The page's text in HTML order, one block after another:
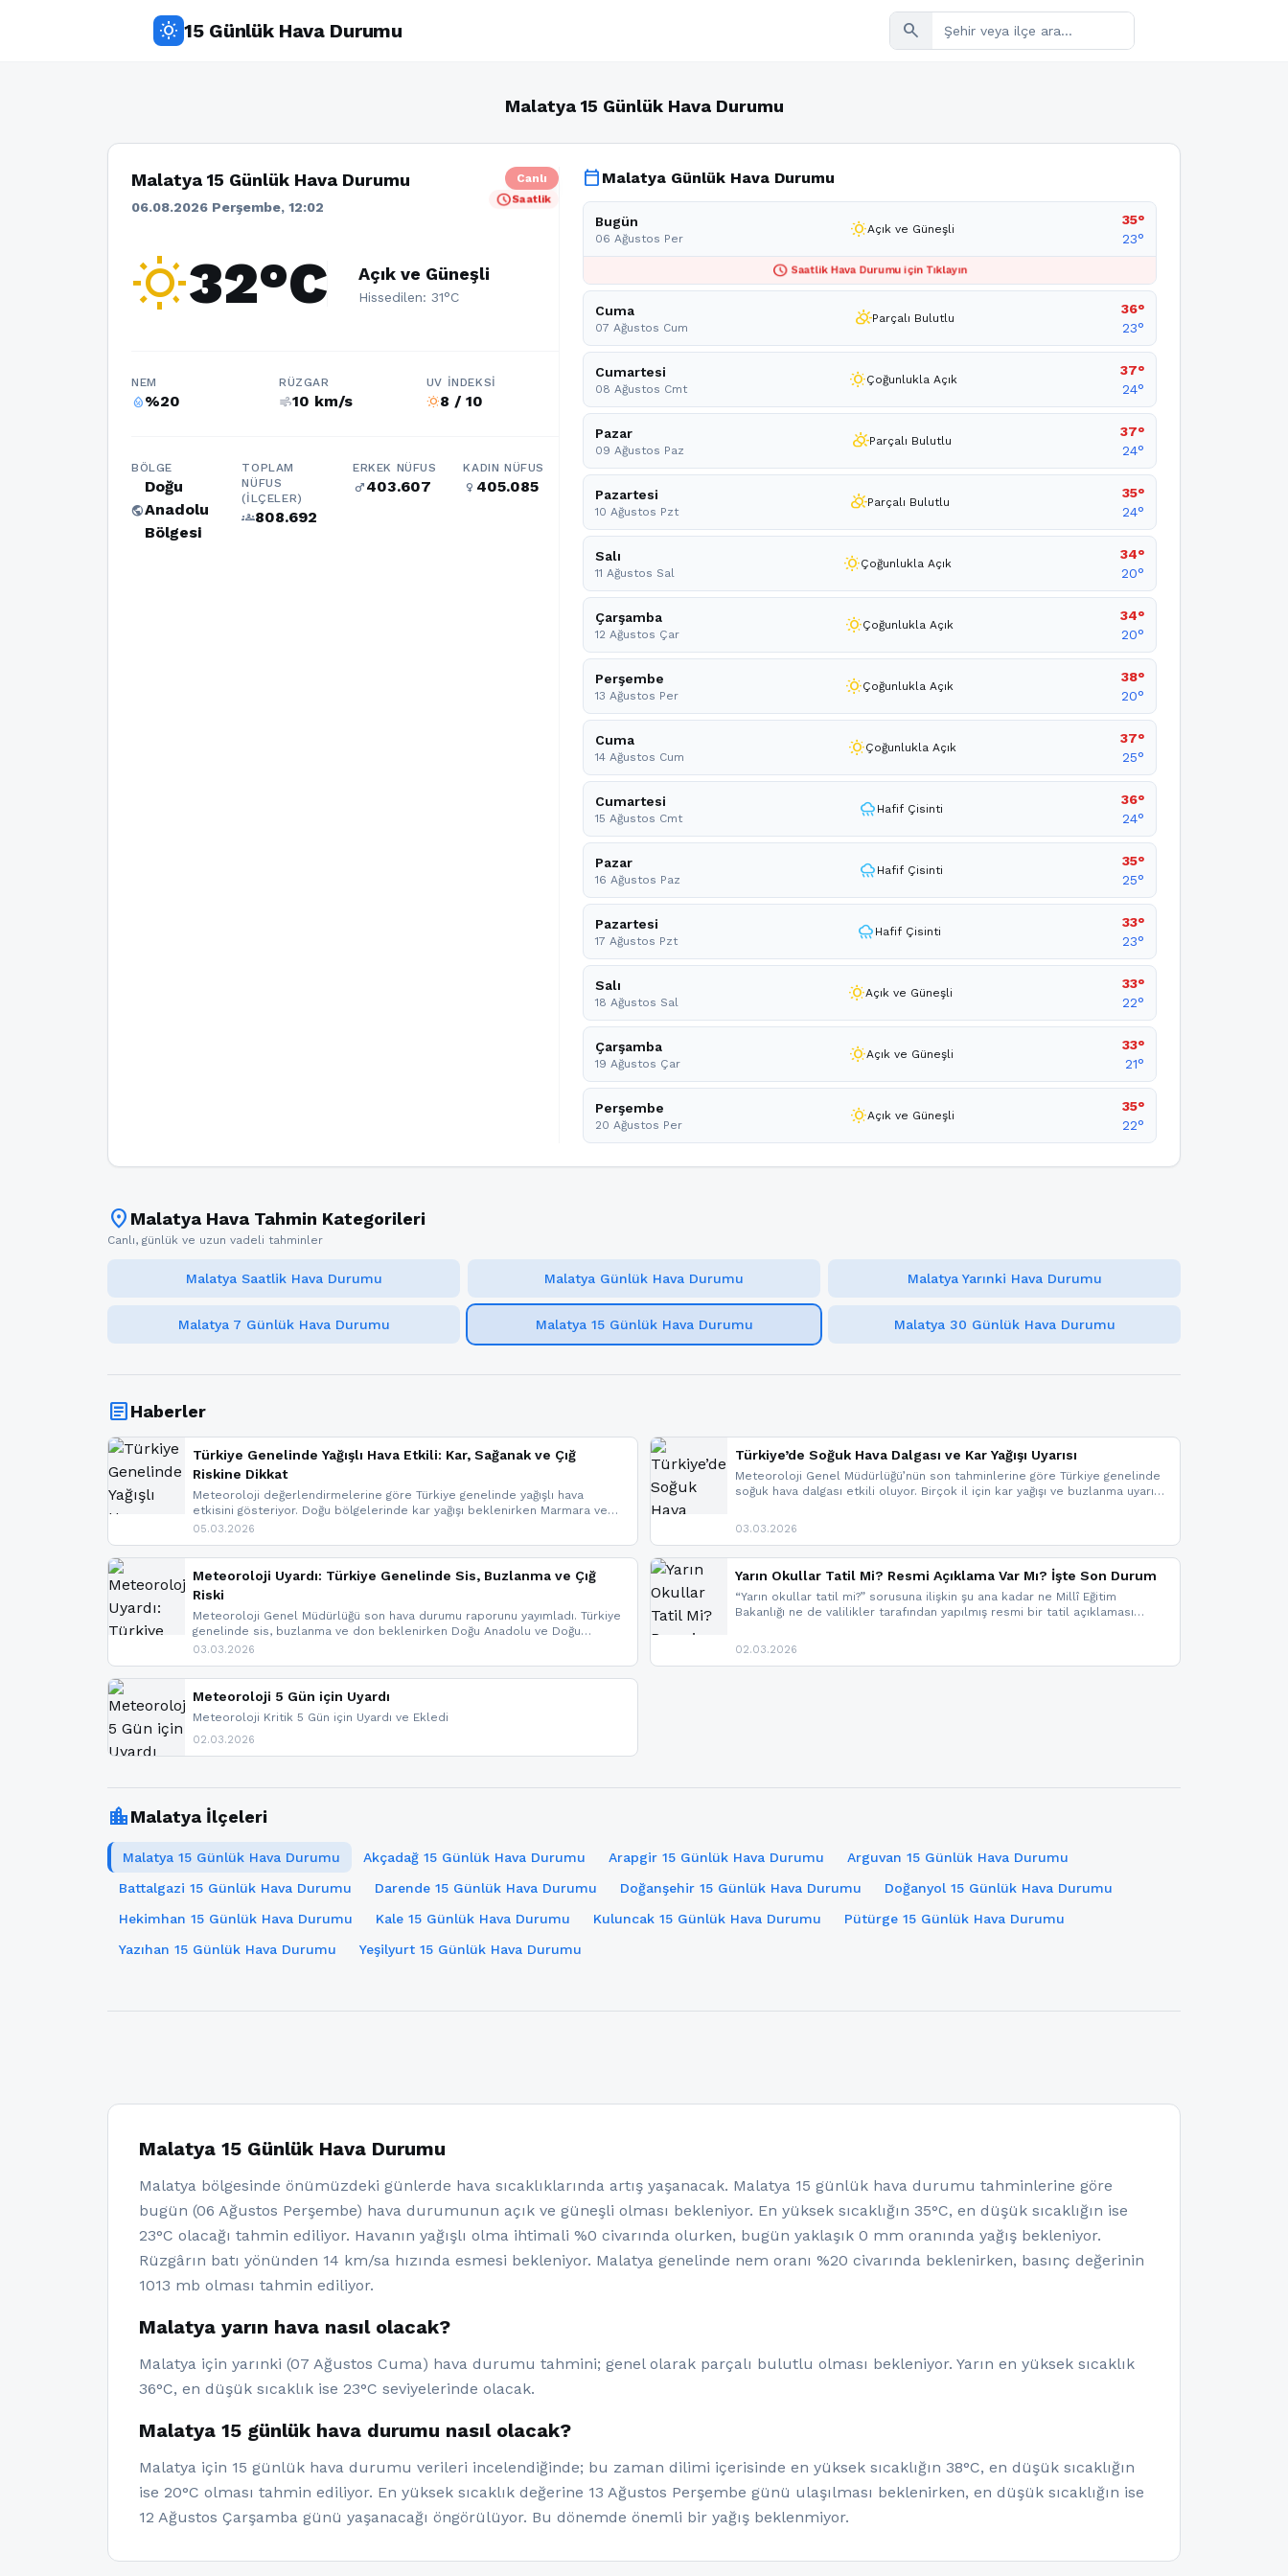
wb_sunny 15 Günlük Hava Durumu search
Malatya 15 Günlük Hava Durumu
Malatya 15 Günlük Hava Durumu
06.08.2026 Perşembe, 12:02
Canlı
scheduleSaatlik
wb_sunny32°C Açık ve Güneşli
Hissedilen: 31°C
NEM
humidity_percentage%20
RÜZGAR
air10 km/s
UV İNDEKSI
wb_sunny8 / 10
BÖLGE
public
Doğu
Anadolu
Bölgesi
TOPLAM
NÜFUS
(İLÇELER)
groups808.692
ERKEK NÜFUS
male403.607
KADIN NÜFUS
female 405.085
calendar_today Malatya Günlük Hava Durumu
Bugün
06 Ağustos Per wb_sunnyAçık ve Güneşli
35°
23°
schedule Saatlik Hava Durumu için Tıklayın
Cuma
07 Ağustos Cum partly_cloudy_dayParçalı Bulutlu
36°
23°
Cumartesi
08 Ağustos Cmt wb_sunnyÇoğunlukla Açık
37°
24°
Pazar
09 Ağustos Paz partly_cloudy_dayParçalı Bulutlu
37°
24°
Pazartesi
10 Ağustos Pzt partly_cloudy_dayParçalı Bulutlu
35°
24°
Salı
11 Ağustos Sal wb_sunnyÇoğunlukla Açık
34°
20°
Çarşamba
12 Ağustos Çar wb_sunnyÇoğunlukla Açık
34°
20°
Perşembe
13 Ağustos Per wb_sunnyÇoğunlukla Açık
38°
20°
Cuma
14 Ağustos Cum wb_sunnyÇoğunlukla Açık
37°
25°
Cumartesi
15 Ağustos Cmt rainy Hafif Çisinti
36°
24°
Pazar
16 Ağustos Paz rainy Hafif Çisinti
35°
25°
Pazartesi
17 Ağustos Pzt rainy Hafif Çisinti
33°
23°
Salı
18 Ağustos Sal wb_sunnyAçık ve Güneşli
33°
22°
Çarşamba
19 Ağustos Çar wb_sunnyAçık ve Güneşli
33°
21°
Perşembe
20 Ağustos Per wb_sunnyAçık ve Güneşli
35°
22°
location_on Malatya Hava Tahmin Kategorileri
Canlı, günlük ve uzun vadeli tahminler
Malatya Saatlik Hava Durumu Malatya Günlük Hava Durumu Malatya Yarınki Hava Durumu
Malatya 7 Günlük Hava Durumu Malatya 15 Günlük Hava Durumu Malatya 30 Günlük Hava Durumu
articleHaberler
Türkiye Genelinde Yağışlı Hava Etkili: Kar, Sağanak ve Çığ
Riskine Dikkat
Meteoroloji değerlendirmelerine göre Türkiye genelinde yağışlı hava
etkisini gösteriyor. Doğu bölgelerinde kar yağışı beklenirken Marmara ve
Kuzey Ege’de sağanak yağmur, yüksek kesimlerde ise çığ tehlikesi
yaşanabileceği belirtiliyor.
05.03.2026
Türkiye’de Soğuk Hava Dalgası ve Kar Yağışı Uyarısı
Meteoroloji Genel Müdürlüğü’nün son tahminlerine göre Türkiye genelinde
soğuk hava dalgası etkili oluyor. Birçok il için kar yağışı ve buzlanma uyarısı
03.03.2026
Meteoroloji Uyardı: Türkiye Genelinde Sis, Buzlanma ve Çığ
Riski
Meteoroloji Genel Müdürlüğü son hava durumu raporunu yayımladı. Türkiye
genelinde sis, buzlanma ve don beklenirken Doğu Anadolu ve Doğu
Karadeniz’in yüksek kesimlerinde çığ riski uyarısı yapıldı. İşte son dakika
03.03.2026
Yarın Okullar Tatil Mi? Resmi Açıklama Var Mı? İşte Son Durum
“Yarın okullar tatil mi?” sorusuna ilişkin şu ana kadar ne Millî Eğitim
Bakanlığı ne de valilikler tarafından yapılmış resmi bir tatil açıklaması
paylaşacağız. En hızlı şekilde haberdar olmak için sitemizi takip edebilir ve
02.03.2026
Meteoroloji 5 Gün için Uyardı
Meteoroloji Kritik 5 Gün için Uyardı ve Ekledi
02.03.2026
location_cityMalatya İlçeleri
Malatya 15 Günlük Hava Durumu Akçadağ 15 Günlük Hava Durumu Arapgir 15 Günlük Hava Durumu
Arguvan 15 Günlük Hava Durumu
Battalgazi 15 Günlük Hava Durumu
Darende 15 Günlük Hava Durumu Doğanşehir 15 Günlük Hava Durumu
Doğanyol 15 Günlük Hava Durumu
Hekimhan 15 Günlük Hava Durumu
Kale 15 Günlük Hava Durumu Kuluncak 15 Günlük Hava Durumu
Pütürge 15 Günlük Hava Durumu
Yazıhan 15 Günlük Hava Durumu
Yeşilyurt 15 Günlük Hava Durumu
Malatya 15 Günlük Hava Durumu
Malatya bölgesinde önümüzdeki günlerde hava sıcaklıklarında artış yaşanacak. Malatya 15 günlük hava durumu tahminlerine göre
bugün (06 Ağustos Perşembe) hava durumunun açık ve güneşli olması bekleniyor. En yüksek sıcaklığın 35°C, en düşük sıcaklığın ise
23°C olacağı tahmin ediliyor. Havanın yağışlı olma ihtimali %0 civarında olurken, bugün yaklaşık 0 mm oranında yağış bekleniyor.
Rüzgârın batı yönünden 14 km/sa hızında esmesi bekleniyor. Malatya genelinde nem oranı %20 civarında beklenirken, basınç değerinin
1013 mb olması tahmin ediliyor.
Malatya yarın hava nasıl olacak?
Malatya için yarınki (07 Ağustos Cuma) hava durumu tahmini; genel olarak parçalı bulutlu olması bekleniyor. Yarın en yüksek sıcaklık
36°C, en düşük sıcaklık ise 23°C seviyelerinde olacak.
Malatya 15 günlük hava durumu nasıl olacak?
Malatya için 15 günlük hava durumu verileri incelendiğinde; bu zaman dilimi içerisinde en yüksek sıcaklığın 38°C, en düşük sıcaklığın
ise 20°C olması tahmin ediliyor. En yüksek sıcaklık değerine 13 Ağustos Perşembe günü ulaşılması beklenirken, en düşük sıcaklığın ise
12 Ağustos Çarşamba günü yaşanacağı öngörülüyor. Bu dönemde önemli bir yağış beklenmiyor.